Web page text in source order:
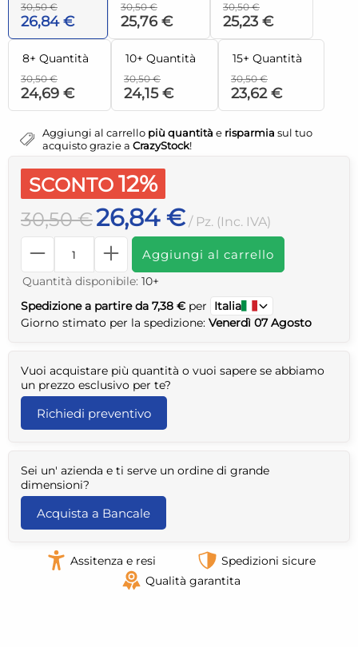
30,50 €
26,84 €
30,50 €
25,76 €
30,50 €
25,23 €
8+ Quantità
30,50 €
24,69 €
10+ Quantità
30,50 €
24,15 €
15+ Quantità
30,50 €
23,62 €
Aggiungi al carrello più quantità e risparmia sul tuo
acquisto grazie a CrazyStock!
SCONTO 12%
30,50 €26,84 € / Pz. (Inc. IVA)
Aggiungi al carrello
Quantità disponibile: 10+
Spedizione a partire da 7,38 € per
Italia
Giorno stimato per la spedizione: Venerdì 07 Agosto
Vuoi acquistare più quantità o vuoi sapere se abbiamo
un prezzo esclusivo per te?
Richiedi preventivo
Sei un' azienda e ti serve un ordine di grande
dimensioni?
Acquista a Bancale
Assitenza e resi
Spedizioni sicure
Qualità garantita